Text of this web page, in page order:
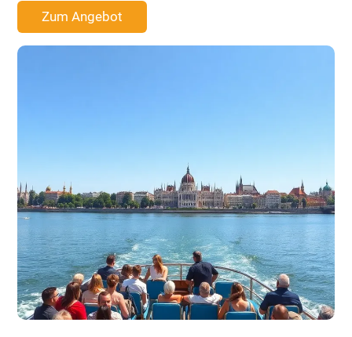
Zum Angebot